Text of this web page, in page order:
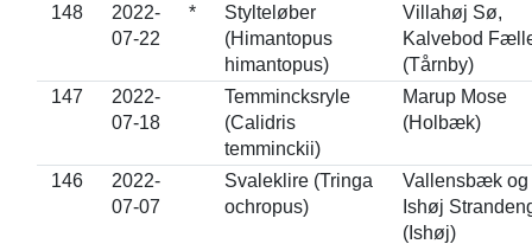
148
2022-
07-22
*
Stylteløber
(Himantopus
himantopus)
Villahøj Sø,
Kalvebod
(Tårnby)
147
2022-
07-18
Temmincksryle
(Calidris
temminckii)
Marup Mose
(Holbæk)
146
2022-
07-07
Svaleklire (Tringa
ochropus)
Vallensbæk og
Ishøj
(Ishøj)